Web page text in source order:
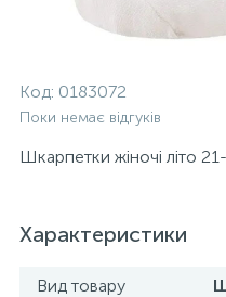
Код: 0183072
Поки немає відгуків
Шкарпетки жіночі літо
Характеристики
Вид товару